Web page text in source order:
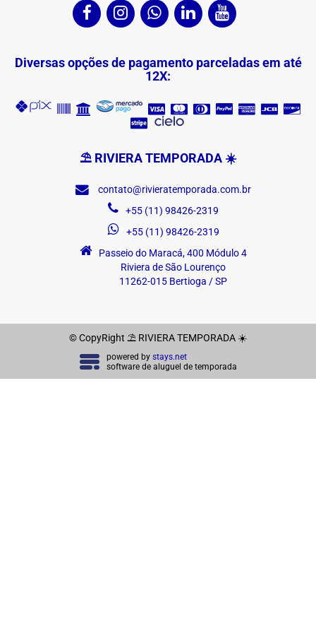
Diversas opções de pagamento parceladas em até
12X:
⛱ RIVIERA TEMPORADA ☀️
contato@rivieratemporada.com.br
+55 (11) 98426-2319
+55 (11) 98426-2319
Passeio do Maracá, 400 Módulo 4
Riviera de São Lourenço
11262-015 Bertioga / SP
© CopyRight ⛱ RIVIERA TEMPORADA ☀️
powered by stays.net
software de aluguel de temporada